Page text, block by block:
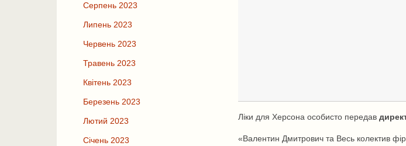
Ліки для Херсона особисто передав
«Валентин Дмитрович та Весь колектив
Серпень 2023
Липень 2023
Червень 2023
Травень 2023
Квітень 2023
Березень 2023
Лютий 2023
Січень 2023